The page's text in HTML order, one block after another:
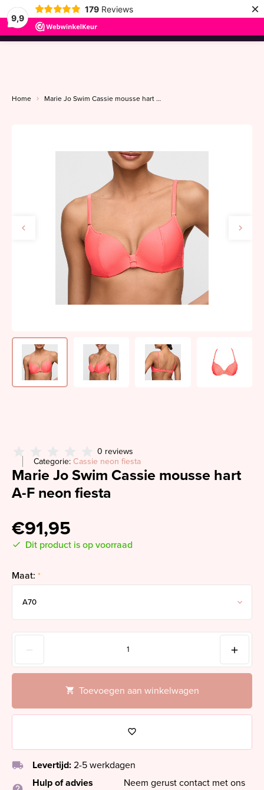
9,9
179 Reviews ×
menu
Home Marie Jo Swim Cassie mousse hart A-F neon fiesta
0 reviews
Categorie: Cassie neon fiesta
Marie Jo Swim Cassie mousse hart
A-F neon fiesta
€91,95
Dit product is op voorraad
Maat: *
Toevoegen aan winkelwagen
local_shipping Levertijd: 2-5 werkdagen
Hulp of advies
Neem gerust contact met ons